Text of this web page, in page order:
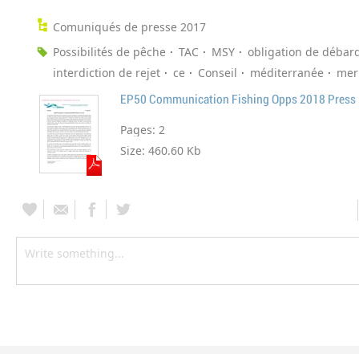
Comuniqués de presse 2017
Possibilités de pêche
TAC MSY
obligation de
interdiction de rejet
ce Conseil méditerranée
EP50 Communication Fishing Opps 2018 Press
Pages: 2
Size: 460.60 Kb